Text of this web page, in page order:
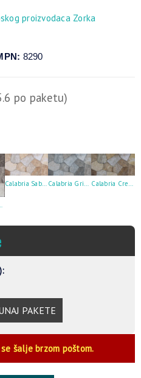
proizvodaca Zorka
8290
po paketu)
33X33
Calabria Sabbia 30X60
PAKETE
šalje brzom poštom.